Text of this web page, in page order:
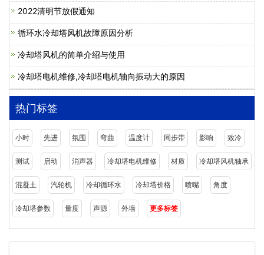
2022清明节放假通知
循环水冷却塔风机故障原因分析
冷却塔风机的简单介绍与使用
冷却塔电机维修,冷却塔电机轴向振动大的原因
热门标签
小时 先进 氛围 弯曲 温度计 同步带 影响 致冷
测试 启动 消声器 冷却塔电机维修 材质 冷却塔风机轴承
混凝土 汽轮机 冷却循环水 冷却塔价格 喷嘴 角度
冷却塔参数 量度 声源 外墙 更多标签